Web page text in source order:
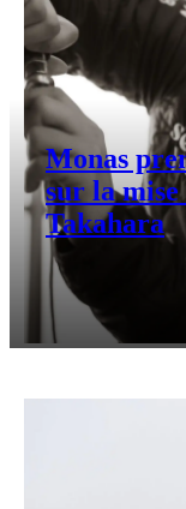
Monas
sur la mise
Takahara